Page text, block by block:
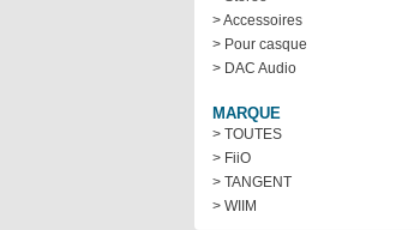
> Accessoires
> Pour casque
> DAC Audio
MARQUE
> TOUTES
> FiiO
> TANGENT
> WIIM